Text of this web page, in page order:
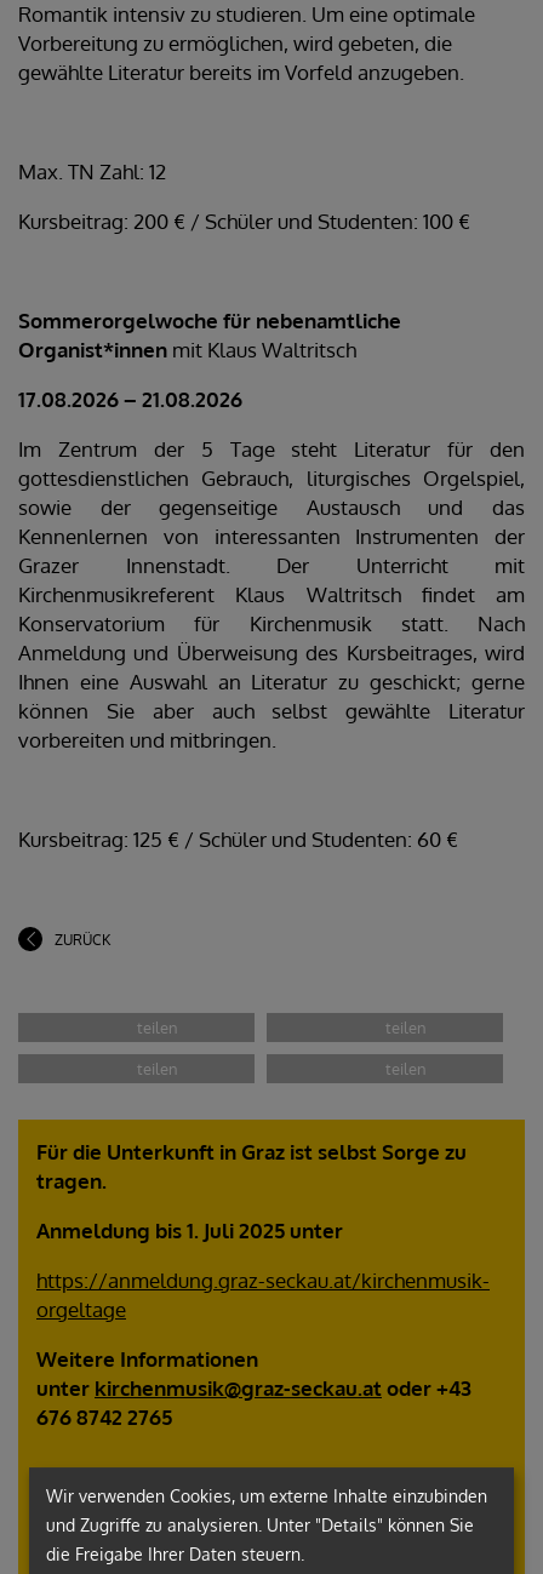
Romantik intensiv zu studieren. Um eine optimale
Vorbereitung zu ermöglichen, wird gebeten, die
gewählte Literatur bereits im Vorfeld anzugeben.
Max. TN Zahl: 12
Kursbeitrag: 200 € / Schüler und Studenten: 100 €
Sommerorgelwoche für nebenamtliche
Organist*innen mit Klaus Waltritsch
17.08.2026 – 21.08.2026
Im Zentrum der 5 Tage steht Literatur für den
gottesdienstlichen Gebrauch, liturgisches Orgelspiel,
sowie der gegenseitige Austausch und das
Kennenlernen von interessanten Instrumenten der
Grazer Innenstadt. Der Unterricht mit
Kirchenmusikreferent Klaus Waltritsch findet am
Konservatorium für Kirchenmusik statt. Nach
Anmeldung und Überweisung des Kursbeitrages, wird
Ihnen eine Auswahl an Literatur zu geschickt; gerne
können Sie aber auch selbst gewählte Literatur
vorbereiten und mitbringen.
Kursbeitrag: 125 € / Schüler und Studenten: 60 €
ZURÜCK
Für die Unterkunft in Graz ist selbst Sorge zu
tragen.
Anmeldung bis 1. Juli 2025 unter
https://anmeldung.graz-seckau.at/kirchenmusik-
orgeltage
Weitere Informationen
unter kirchenmusik@graz-seckau.atoder +43
676 8742 2765
Wir verwenden Cookies, um externe Inhalte einzubinden
und Zugriffe zu analysieren. Unter "Details" können Sie
die Freigabe Ihrer Daten steuern.